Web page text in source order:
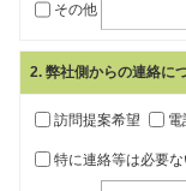
その他
2. 弊社側からの連絡に
訪問提案希望 電
特に連絡等は必要な